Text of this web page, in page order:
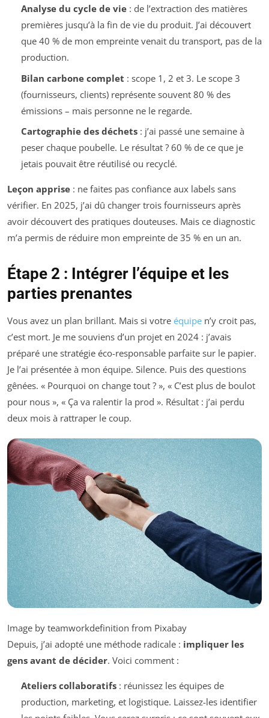
Analyse du cycle de vie: de l’extraction des matières
premières jusqu’à la fin de vie du produit. J’ai découvert
que 40 % de mon empreinte venait du transport, pas de la
production.
Bilan carbone complet : scope 1, 2 et 3. Le scope 3
(fournisseurs, clients) représente souvent 80 % des
émissions – mais personne ne le regarde.
Cartographie des déchets: j’ai passé une semaine à
peser chaque poubelle. Le résultat ? 60 % de ce que je
jetais pouvait être réutilisé ou recyclé.
Leçon apprise : ne faites pas confiance aux labels sans
vérifier. En 2025, j’ai dû changer trois fournisseurs après
avoir découvert des pratiques douteuses. Mais ce diagnostic
m’a permis de réduire mon empreinte de 35 % en un an.
Étape 2 : Intégrer l’équipe et les
parties prenantes
Vous avez un plan brillant. Mais si votre équipe n’y croit pas,
c’est mort. Je me souviens d’un projet en 2024 : j’avais
préparé une stratégie éco-responsable parfaite sur le papier.
Je l’ai présentée à mon équipe. Silence. Puis des questions
gênées. « Pourquoi on change tout ? », « C’est plus de boulot
pour nous », « Ça va ralentir la prod ». Résultat : j’ai perdu
deux mois à rattraper le coup.
Image by teamworkdefinition from Pixabay
Depuis, j’ai adopté une méthode radicale : impliquer les
gens avant de décider. Voici comment :
Ateliers collaboratifs: réunissez les équipes de
production, marketing, et logistique. Laissez-les identifier